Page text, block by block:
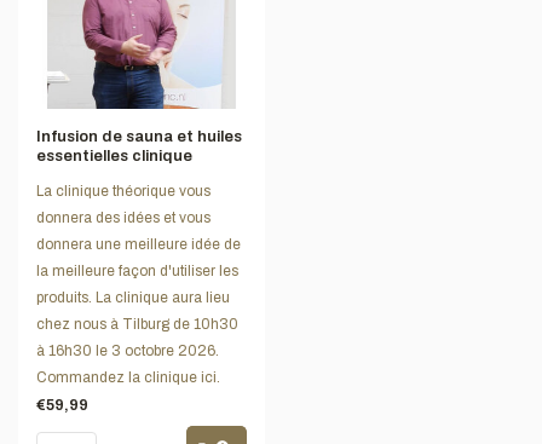
Infusion de sauna et huiles
essentielles clinique
La clinique théorique vous
donnera des idées et vous
donnera une meilleure idée de
la meilleure façon d'utiliser les
produits. La clinique aura lieu
chez nous à Tilburg de 10h30
à 16h30 le 3 octobre 2026.
Commandez la clinique ici.
€59,99